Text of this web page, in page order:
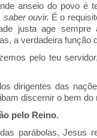
anseio do povoé
saberouvir. É o
justa age
a verdadeira
pelo teu
dirigentes das
discernir o bem do
pelo Reino.
parábolas,